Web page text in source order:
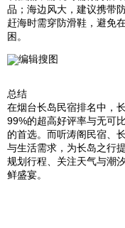
品；海边风大，建议携带
赶海时需穿防滑鞋，避免
困。
编辑搜图
总结
在烟台长岛民宿排名中，
99%的超高好评率与无可
的首选。而听涛阁民宿、
与生活需求，为长岛之行
规划行程、关注天气与潮
鲜盛宴。